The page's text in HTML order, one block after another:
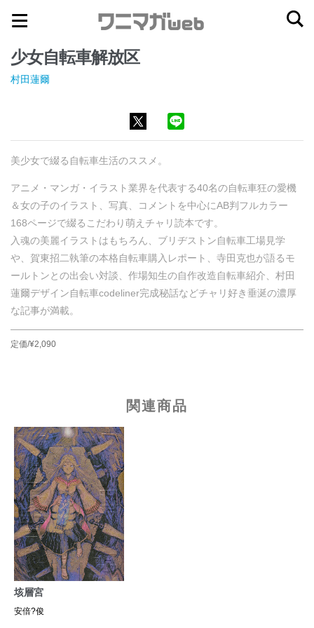
ナ
ゲ
ー
へ
キ
プ
コ
テ
ン
キ
プ
少女自転車解放区
村田蓮爾
美少女で綴る自転車生活のススメ。
アニメ・マンガ・イラスト業界を代表する40名の自転車狂の愛機
＆女の子のイラスト、写真、コメントを中心にAB判フルカラー
168ページで綴るこだわり萌えチャリ読本です。
入魂の美麗イラストはもちろん、ブリヂストン自転車工場見学
や、賀東招二執筆の本格自転車購入レポート、寺田克也が語るモ
ールトンとの出会い対談、作場知生の自作改造自転車紹介、村田
蓮爾デザイン自転車codeliner完成秘話などチャリ好き垂涎の濃厚
な記事が満載。
定価/¥2,090
関連商品
垓層宮
安倍?俊